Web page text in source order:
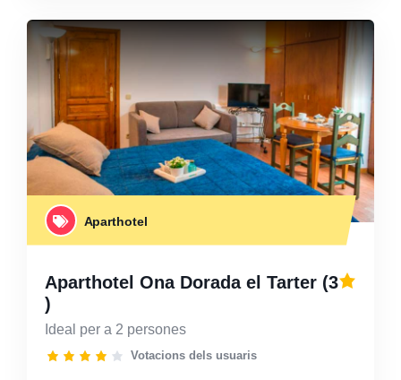
Aparthotel
Aparthotel Ona Dorada el Tarter (3
)
Ideal per a 2 persones
Votacions dels usuaris